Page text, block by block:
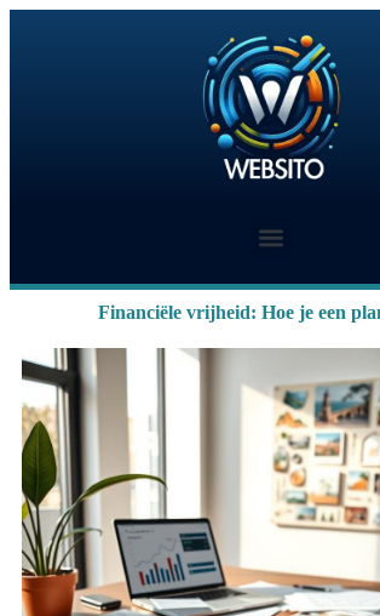
Financiële vrijheid: Hoe je een